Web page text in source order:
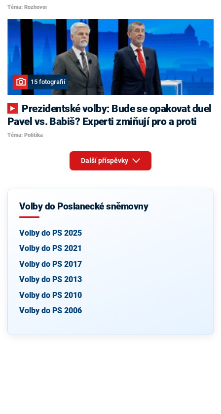
Téma: Rozhovor
15 fotografií
Pavel vs. Babiš? Experti zmiňují pro a proti
Téma: Politika
Další příspěvky
Volby do Poslanecké sněmovny
Volby do PS 2025
Volby do PS 2021
Volby do PS 2017
Volby do PS 2013
Volby do PS 2010
Volby do PS 2006